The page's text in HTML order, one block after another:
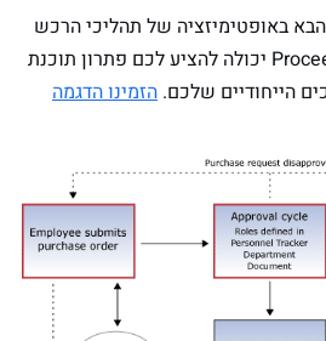
באופטימיזציה של תהליכי הרכש
בארגון שלכם? גלו כיצד Procee יכולה להציע לכם פתרון תוכנת
הייחודיים שלכם. הזמינו הדגמה